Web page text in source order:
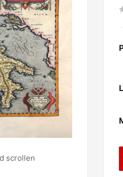
scrollen